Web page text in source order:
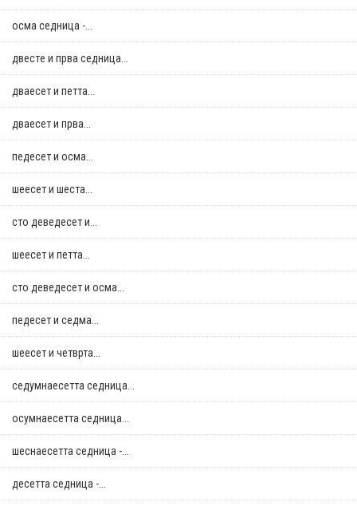
осма седница -...
двестe и прва седница...
дваесет и петта...
дваесет и прва...
педесет и осма...
шеесет и шеста...
сто деведесет и...
шеесет и петта...
сто деведесет и осма...
педесет и седма...
шеесет и четврта...
седумнаесетта седница...
осумнaесетта седница...
шеснаесетта седница -...
десетта седница -...